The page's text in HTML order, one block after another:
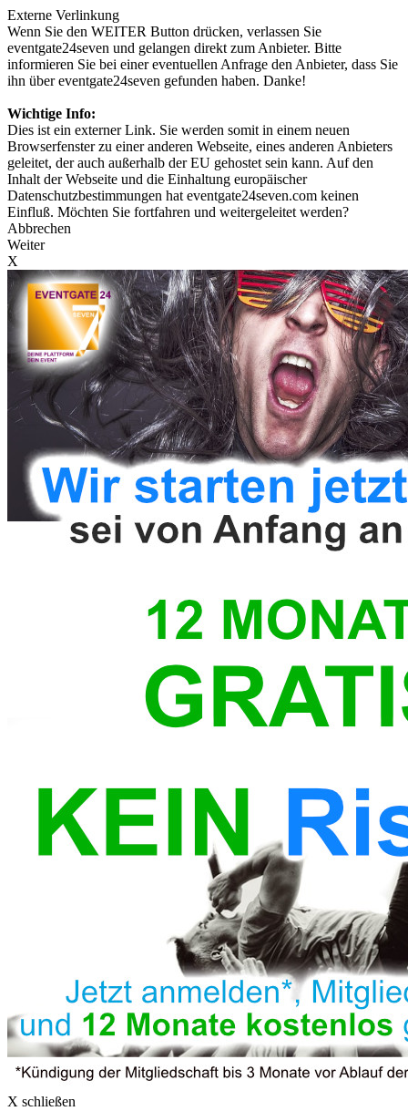
Externe Verlinkung
Wenn Sie den WEITER Button drücken, verlassen Sie
eventgate24seven und gelangen direkt zum Anbieter. Bitte
informieren Sie bei einer eventuellen Anfrage den Anbieter, dass Sie
ihn über eventgate24seven gefunden haben. Danke!
Wichtige Info:
Dies ist ein externer Link. Sie werden somit in einem neuen
Browserfenster zu einer anderen Webseite, eines anderen Anbieters
geleitet, der auch außerhalb der EU gehostet sein kann. Auf den
Inhalt der Webseite und die Einhaltung europäischer
Datenschutzbestimmungen hat eventgate24seven.com keinen
Einfluß. Möchten Sie fortfahren und weitergeleitet werden?
Abbrechen
Weiter
X
X schließen